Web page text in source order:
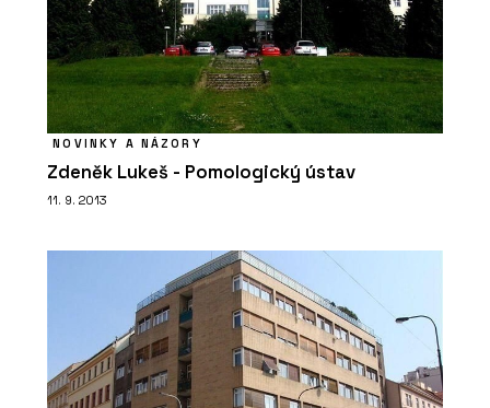
NOVINKY A NÁZORY
Zdeněk Lukeš - Pomologický ústav
11. 9. 2013